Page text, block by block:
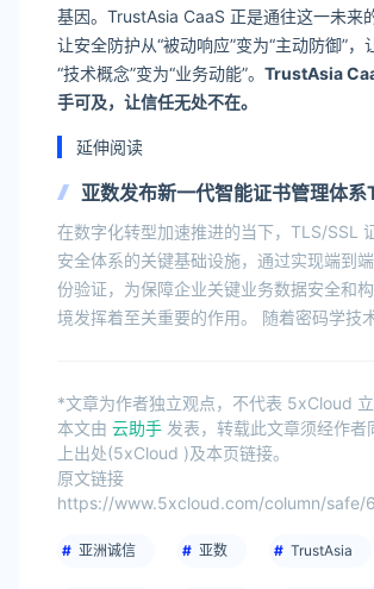
基因。TrustAsia CaaS 正是通往这一未
让安全防护从“被动响应”变为“主动防御”，
“技术概念”变为“业务动能”。 TrustAsia
手可及，让信任无处不在。
延伸阅读
亚数发布新一代智能证书管理体
CaaS
在数字化转型加速推进的当下，TLS/SSL
安全体系的关键基础设施，通过实现端到
份验证，为保障企业关键业务数据安全和
境发挥着至关重要的作用。 随着密码学技
*文章为作者独立观点，不代表 5xCloud
本文由 云助手 发表，转载此文章须经作者
上出处(5xCloud )及本页链接。
原文链接
https://www.5xcloud.com/column/safe/
亚洲诚信 亚数 TrustAsia